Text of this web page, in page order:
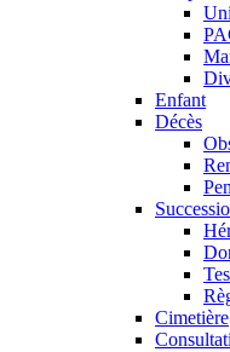
Enfant
Décès
Cimetière